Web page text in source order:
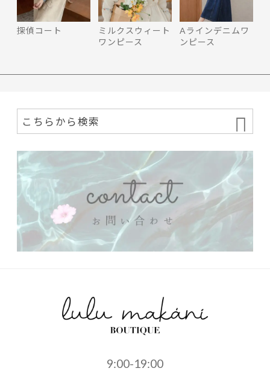
探偵コート
ミルクスウィート
ワンピース
Aラインデニムワ
ンピース
9:00-19:00